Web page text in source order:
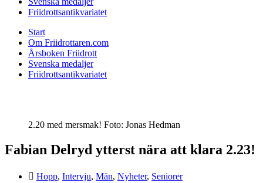
Friidrottsantikvariatet
Start
Om Friidrottaren.com
Årsboken Friidrott
Svenska medaljer
Friidrottsantikvariatet
2.20 med mersmak! Foto: Jonas Hedman
Fabian Delryd ytterst nära att klara 2.23!
Hopp, Intervju, Män, Nyheter, Seniorer